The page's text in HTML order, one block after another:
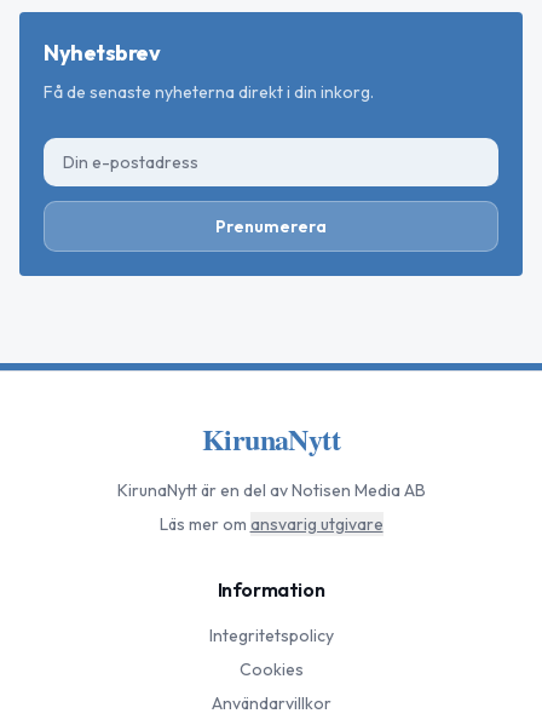
Nyhetsbrev
Få de senaste nyheterna direkt i din inkorg.
Prenumerera
KirunaNytt
KirunaNyttär en del av Notisen Media AB
Läs mer om ansvarig utgivare
Information
Integritetspolicy
Cookies
Användarvillkor